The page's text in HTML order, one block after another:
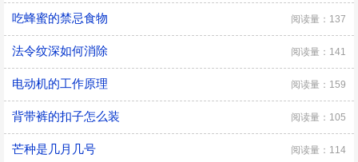
吃蜂蜜的禁忌食物 阅读量：137
法令纹深如何消除 阅读量：141
电动机的工作原理 阅读量：159
背带裤的扣子怎么装 阅读量：105
芒种是几月几号 阅读量：114